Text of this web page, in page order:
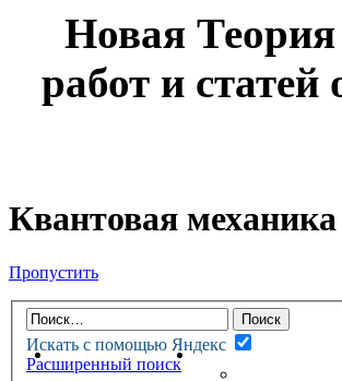
Новая
работ и
Квантовая механика
Пропустить
Искать с помощью Яндекс
Расширенный поиск
НОВАЯ ТЕОРИЯФОРУМ